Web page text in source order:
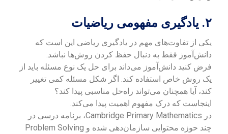
۲. یادگیری مفهومی ریاضیات
یکی از تفاوت‌های مهم در یادگیری ریاضی این است که
دانش‌آموز فقط به دنبال حفظ کردن روش‌ها نباشد.
فرض کنید دانش‌آموز می‌داند برای حل یک نوع مسئله باید از
یک روش خاص استفاده کند. اگر شکل مسئله کمی تغییر
کند، آیا همچنان می‌تواند راه‌حل مناسبی پیدا کند؟
اینجاست که درک مفهوم اهمیت پیدا می‌کند.
در Cambridge Primary Mathematics، برنامه درسی در
چند حوزه محتوایی سازمان‌دهی شده و Problem Solving